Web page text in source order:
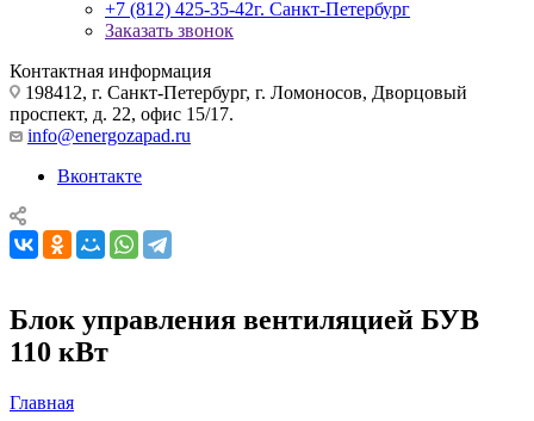
+7 (812) 425-35-42г. Санкт-Петербург
Заказать звонок
Контактная информация
198412, г. Санкт-Петербург, г. Ломоносов, Дворцовый
проспект, д. 22, офис 15/17.
info@energozapad.ru
Вконтакте
Блок управления вентиляцией БУВ
110 кВт
Главная